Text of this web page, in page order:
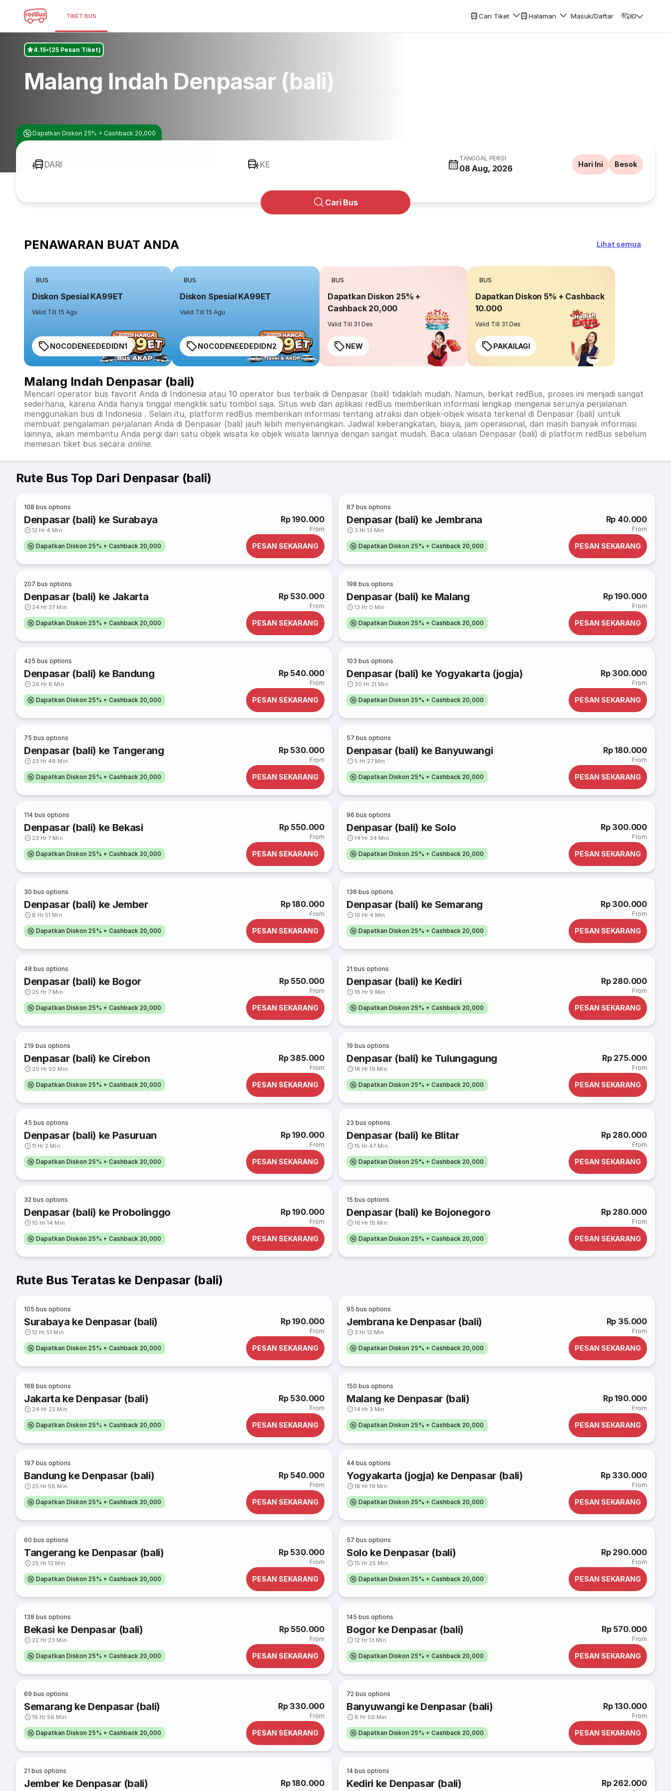
TIKET BUS Cari Tiket Halaman Masuk/Daftar ID
4.15 (25 Pesan Tiket)
Malang Indah Denpasar (bali)
Dapatkan Diskon 25% + Cashback 20,000
DARI KE
TANGGAL PERGI
08 Aug, 2026 Hari Ini Besok
Cari Bus
PENAWARAN BUAT ANDA Lihat semua
BUS
Diskon Spesial KA99ET
Valid Till 15 Agu
NOCODENEEDEDIDN1
BUS
Diskon Spesial KA99ET
Valid Till 15 Agu
NOCODENEEDEDIDN2
BUS
Dapatkan Diskon 25% +
Cashback 20,000
Valid Till 31 Des
NEW
BUS
Dapatkan Diskon 5% + Cashback
10.000
Valid Till 31 Des
PAKAILAGI
Malang Indah Denpasar (bali)
Mencari operator bus favorit Anda di Indonesia atau 10 operator bus terbaik di Denpasar (bali) tidaklah mudah. Namun, berkat redBus, proses ini menjadi sangat
sederhana, karena Anda hanya tinggal mengklik satu tombol saja. Situs web dan aplikasi redBus memberikan informasi lengkap mengenai serunya perjalanan
menggunakan bus di Indonesia . Selain itu, platform redBus memberikan informasi tentang atraksi dan objek-objek wisata terkenal di Denpasar (bali) untuk
membuat pengalaman perjalanan Anda di Denpasar (bali) jauh lebih menyenangkan. Jadwal keberangkatan, biaya, jam operasional, dan masih banyak informasi
lainnya, akan membantu Anda pergi dari satu objek wisata ke objek wisata lainnya dengan sangat mudah. Baca ulasan Denpasar (bali) di platform redBus sebelum
memesan tiket bus secara online.
Rute Bus Top Dari Denpasar (bali)
108 bus options
Denpasar (bali) ke Surabaya
12 Hr 4 Min
Rp 190.000
From
Dapatkan Diskon 25% + Cashback 20,000 PESAN SEKARANG
87 bus options
Denpasar (bali) ke Jembrana
3 Hr 13 Min
Rp 40.000
From
Dapatkan Diskon 25% + Cashback 20,000 PESAN SEKARANG
207 bus options
Denpasar (bali) ke Jakarta
24 Hr 37 Min
Rp 530.000
From
Dapatkan Diskon 25% + Cashback 20,000 PESAN SEKARANG
198 bus options
Denpasar (bali) ke Malang
13 Hr 0 Min
Rp 190.000
From
Dapatkan Diskon 25% + Cashback 20,000 PESAN SEKARANG
425 bus options
Denpasar (bali) ke Bandung
26 Hr 8 Min
Rp 540.000
From
Dapatkan Diskon 25% + Cashback 20,000 PESAN SEKARANG
103 bus options
Denpasar (bali) ke Yogyakarta (jogja)
20 Hr 21 Min
Rp 300.000
From
Dapatkan Diskon 25% + Cashback 20,000 PESAN SEKARANG
75 bus options
Denpasar (bali) ke Tangerang
23 Hr 48 Min
Rp 530.000
From
Dapatkan Diskon 25% + Cashback 20,000 PESAN SEKARANG
57 bus options
Denpasar (bali) ke Banyuwangi
5 Hr 27 Min
Rp 180.000
From
Dapatkan Diskon 25% + Cashback 20,000 PESAN SEKARANG
114 bus options
Denpasar (bali) ke Bekasi
23 Hr 7 Min
Rp 550.000
From
Dapatkan Diskon 25% + Cashback 20,000 PESAN SEKARANG
96 bus options
Denpasar (bali) ke Solo
14 Hr 34 Min
Rp 300.000
From
Dapatkan Diskon 25% + Cashback 20,000 PESAN SEKARANG
30 bus options
Denpasar (bali) ke Jember
8 Hr 51 Min
Rp 180.000
From
Dapatkan Diskon 25% + Cashback 20,000 PESAN SEKARANG
136 bus options
Denpasar (bali) ke Semarang
16 Hr 4 Min
Rp 300.000
From
Dapatkan Diskon 25% + Cashback 20,000 PESAN SEKARANG
48 bus options
Denpasar (bali) ke Bogor
25 Hr 7 Min
Rp 550.000
From
Dapatkan Diskon 25% + Cashback 20,000 PESAN SEKARANG
21 bus options
Denpasar (bali) ke Kediri
16 Hr 9 Min
Rp 280.000
From
Dapatkan Diskon 25% + Cashback 20,000 PESAN SEKARANG
219 bus options
Denpasar (bali) ke Cirebon
20 Hr 50 Min
Rp 385.000
From
Dapatkan Diskon 25% + Cashback 20,000 PESAN SEKARANG
19 bus options
Denpasar (bali) ke Tulungagung
16 Hr 19 Min
Rp 275.000
From
Dapatkan Diskon 25% + Cashback 20,000 PESAN SEKARANG
45 bus options
Denpasar (bali) ke Pasuruan
11 Hr 2 Min
Rp 190.000
From
Dapatkan Diskon 25% + Cashback 20,000 PESAN SEKARANG
23 bus options
Denpasar (bali) ke Blitar
15 Hr 47 Min
Rp 280.000
From
Dapatkan Diskon 25% + Cashback 20,000 PESAN SEKARANG
32 bus options
Denpasar (bali) ke Probolinggo
10 Hr 14 Min
Rp 190.000
From
Dapatkan Diskon 25% + Cashback 20,000 PESAN SEKARANG
15 bus options
Denpasar (bali) ke Bojonegoro
16 Hr 18 Min
Rp 280.000
From
Dapatkan Diskon 25% + Cashback 20,000 PESAN SEKARANG
Rute Bus Teratas ke Denpasar (bali)
105 bus options
Surabaya ke Denpasar (bali)
12 Hr 51 Min
Rp 190.000
From
Dapatkan Diskon 25% + Cashback 20,000 PESAN SEKARANG
95 bus options
Jembrana ke Denpasar (bali)
3 Hr 12 Min
Rp 35.000
From
Dapatkan Diskon 25% + Cashback 20,000 PESAN SEKARANG
168 bus options
Jakarta ke Denpasar (bali)
24 Hr 22 Min
Rp 530.000
From
Dapatkan Diskon 25% + Cashback 20,000 PESAN SEKARANG
150 bus options
Malang ke Denpasar (bali)
14 Hr 3 Min
Rp 190.000
From
Dapatkan Diskon 25% + Cashback 20,000 PESAN SEKARANG
197 bus options
Bandung ke Denpasar (bali)
25 Hr 58 Min
Rp 540.000
From
Dapatkan Diskon 25% + Cashback 20,000 PESAN SEKARANG
44 bus options
Yogyakarta (jogja) ke Denpasar (bali)
18 Hr 19 Min
Rp 330.000
From
Dapatkan Diskon 25% + Cashback 20,000 PESAN SEKARANG
60 bus options
Tangerang ke Denpasar (bali)
25 Hr 13 Min
Rp 530.000
From
Dapatkan Diskon 25% + Cashback 20,000 PESAN SEKARANG
57 bus options
Solo ke Denpasar (bali)
15 Hr 25 Min
Rp 290.000
From
Dapatkan Diskon 25% + Cashback 20,000 PESAN SEKARANG
138 bus options
Bekasi ke Denpasar (bali)
22 Hr 23 Min
Rp 550.000
From
Dapatkan Diskon 25% + Cashback 20,000 PESAN SEKARANG
145 bus options
Bogor ke Denpasar (bali)
12 Hr 13 Min
Rp 570.000
From
Dapatkan Diskon 25% + Cashback 20,000 PESAN SEKARANG
69 bus options
Semarang ke Denpasar (bali)
16 Hr 56 Min
Rp 330.000
From
Dapatkan Diskon 25% + Cashback 20,000 PESAN SEKARANG
72 bus options
Banyuwangi ke Denpasar (bali)
8 Hr 59 Min
Rp 130.000
From
Dapatkan Diskon 25% + Cashback 20,000 PESAN SEKARANG
21 bus options
Jember ke Denpasar (bali) Rp 180.000
14 bus options
Kediri ke Denpasar (bali) Rp 262.000